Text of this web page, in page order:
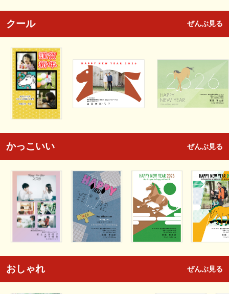
クール ぜんぶ見る
かっこいい ぜんぶ見る
おしゃれ ぜんぶ見る